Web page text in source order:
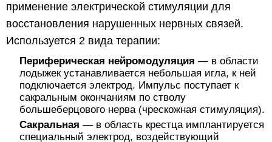
применение электрической стимуляции для
восстановления нарушенных нервных связей.
Используется 2 вида терапии:
Периферическая нейромодуляция — в области
лодыжек устанавливается небольшая игла, к ней
подключается электрод. Импульс поступает к
сакральным окончаниям по стволу
большеберцового нерва (чрескожная стимуляция).
Сакральная — в область крестца имплантируется
специальный электрод, воздействующий